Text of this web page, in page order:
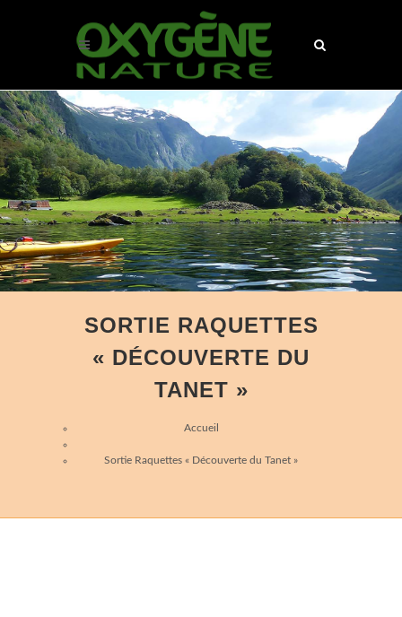
SORTIE RAQUETTES
« DÉCOUVERTE DU
TANET »
Accueil
Sortie Raquettes « Découverte du Tanet »